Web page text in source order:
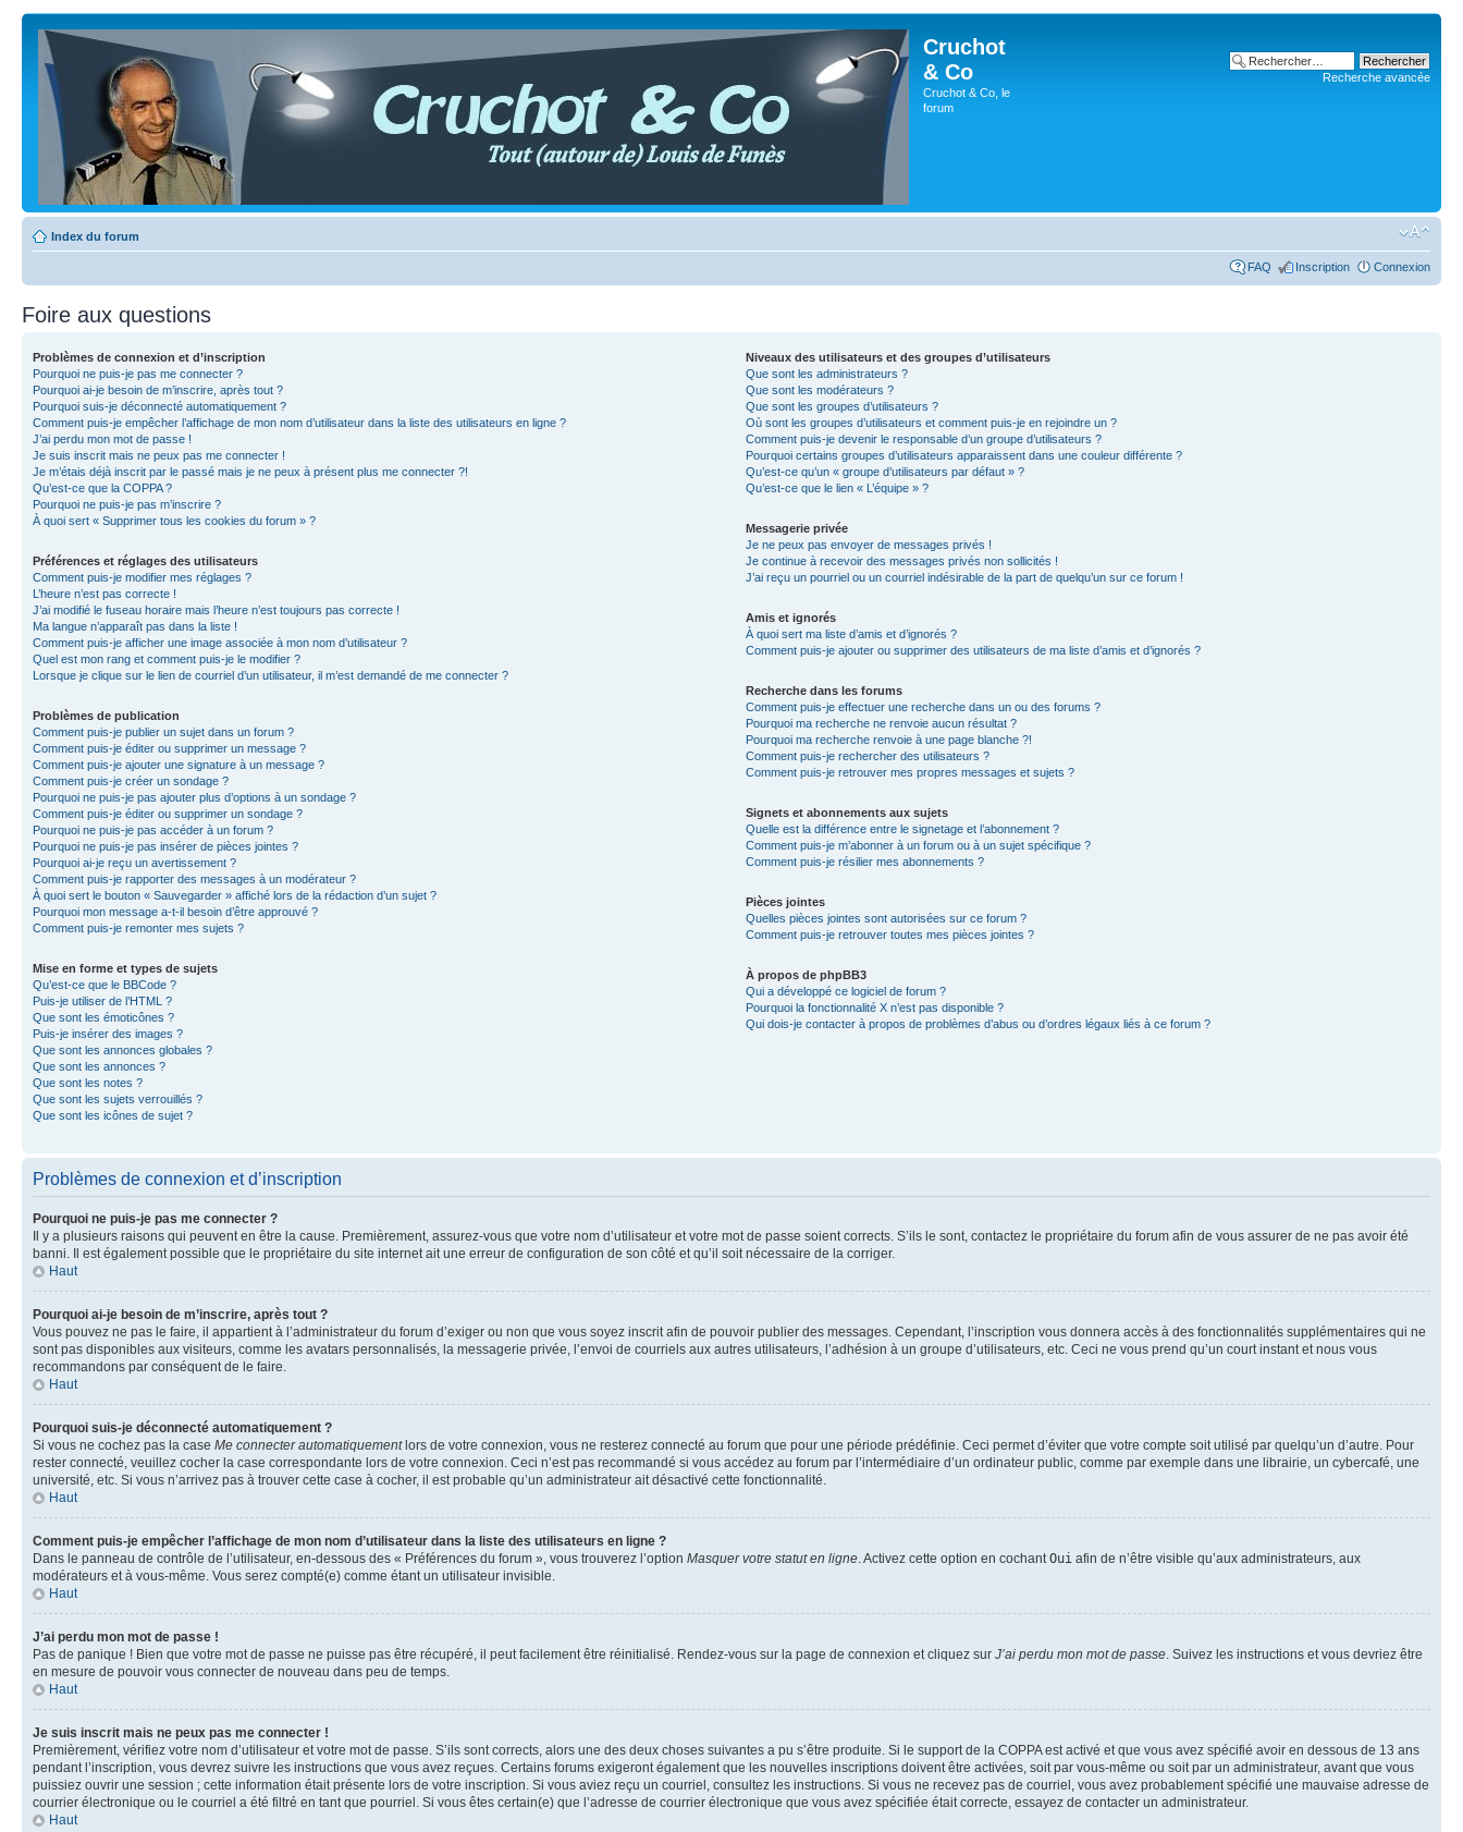
Cruchot
& Co
Cruchot & Co, le
forum
Recherche avancée
Index du forum
FAQ Inscription Connexion
Foire aux questions
Problèmes de connexion et d’inscription
Pourquoi ne puis-je pas me connecter ?
Pourquoi ai-je besoin de m’inscrire, après tout ?
Pourquoi suis-je déconnecté automatiquement ?
Comment puis-je empêcher l’affichage de mon nom d’utilisateur dans la liste des utilisateurs en ligne ?
J’ai perdu mon mot de passe !
Je suis inscrit mais ne peux pas me connecter !
Je m’étais déjà inscrit par le passé mais je ne peux à présent plus me connecter ?!
Qu’est-ce que la COPPA ?
Pourquoi ne puis-je pas m’inscrire ?
À quoi sert « Supprimer tous les cookies du forum » ?
Préférences et réglages des utilisateurs
Comment puis-je modifier mes réglages ?
L’heure n’est pas correcte !
J’ai modifié le fuseau horaire mais l’heure n’est toujours pas correcte !
Ma langue n’apparaît pas dans la liste !
Comment puis-je afficher une image associée à mon nom d’utilisateur ?
Quel est mon rang et comment puis-je le modifier ?
Lorsque je clique sur le lien de courriel d’un utilisateur, il m’est demandé de me connecter ?
Problèmes de publication
Comment puis-je publier un sujet dans un forum ?
Comment puis-je éditer ou supprimer un message ?
Comment puis-je ajouter une signature à un message ?
Comment puis-je créer un sondage ?
Pourquoi ne puis-je pas ajouter plus d’options à un sondage ?
Comment puis-je éditer ou supprimer un sondage ?
Pourquoi ne puis-je pas accéder à un forum ?
Pourquoi ne puis-je pas insérer de pièces jointes ?
Pourquoi ai-je reçu un avertissement ?
Comment puis-je rapporter des messages à un modérateur ?
À quoi sert le bouton « Sauvegarder » affiché lors de la rédaction d’un sujet ?
Pourquoi mon message a-t-il besoin d’être approuvé ?
Comment puis-je remonter mes sujets ?
Mise en forme et types de sujets
Qu’est-ce que le BBCode ?
Puis-je utiliser de l’HTML ?
Que sont les émoticônes ?
Puis-je insérer des images ?
Que sont les annonces globales ?
Que sont les annonces ?
Que sont les notes ?
Que sont les sujets verrouillés ?
Que sont les icônes de sujet ?
Niveaux des utilisateurs et des groupes d’utilisateurs
Que sont les administrateurs ?
Que sont les modérateurs ?
Que sont les groupes d’utilisateurs ?
Où sont les groupes d’utilisateurs et comment puis-je en rejoindre un ?
Comment puis-je devenir le responsable d’un groupe d’utilisateurs ?
Pourquoi certains groupes d’utilisateurs apparaissent dans une couleur différente ?
Qu’est-ce qu’un « groupe d’utilisateurs par défaut » ?
Qu’est-ce que le lien « L’équipe » ?
Messagerie privée
Je ne peux pas envoyer de messages privés !
Je continue à recevoir des messages privés non sollicités !
J’ai reçu un pourriel ou un courriel indésirable de la part de quelqu’un sur ce forum !
Amis et ignorés
À quoi sert ma liste d’amis et d’ignorés ?
Comment puis-je ajouter ou supprimer des utilisateurs de ma liste d’amis et d’ignorés ?
Recherche dans les forums
Comment puis-je effectuer une recherche dans un ou des forums ?
Pourquoi ma recherche ne renvoie aucun résultat ?
Pourquoi ma recherche renvoie à une page blanche ?!
Comment puis-je rechercher des utilisateurs ?
Comment puis-je retrouver mes propres messages et sujets ?
Signets et abonnements aux sujets
Quelle est la différence entre le signetage et l’abonnement ?
Comment puis-je m’abonner à un forum ou à un sujet spécifique ?
Comment puis-je résilier mes abonnements ?
Pièces jointes
Quelles pièces jointes sont autorisées sur ce forum ?
Comment puis-je retrouver toutes mes pièces jointes ?
À propos de phpBB3
Qui a développé ce logiciel de forum ?
Pourquoi la fonctionnalité X n’est pas disponible ?
Qui dois-je contacter à propos de problèmes d’abus ou d’ordres légaux liés à ce forum ?
Problèmes de connexion et d’inscription
Pourquoi ne puis-je pas me connecter ?
Il y a plusieurs raisons qui peuvent en être la cause. Premièrement, assurez-vous que votre nom d’utilisateur et votre mot de passe soient corrects. S’ils le sont, contactez le propriétaire du forum afin de vous assurer de ne pas avoir été
banni. Il est également possible que le propriétaire du site internet ait une erreur de configuration de son côté et qu’il soit nécessaire de la corriger.
Haut
Pourquoi ai-je besoin de m’inscrire, après tout ?
Vous pouvez ne pas le faire, il appartient à l’administrateur du forum d’exiger ou non que vous soyez inscrit afin de pouvoir publier des messages. Cependant, l’inscription vous donnera accès à des fonctionnalités supplémentaires qui ne
sont pas disponibles aux visiteurs, comme les avatars personnalisés, la messagerie privée, l’envoi de courriels aux autres utilisateurs, l’adhésion à un groupe d’utilisateurs, etc. Ceci ne vous prend qu’un court instant et nous vous
recommandons par conséquent de le faire.
Haut
Pourquoi suis-je déconnecté automatiquement ?
Si vous ne cochez pas la case Me connecter automatiquementlors de votre connexion, vous ne resterez connecté au forum que pour une période prédéfinie. Ceci permet d’éviter que votre compte soit utilisé par quelqu’un d’autre. Pour
rester connecté, veuillez cocher la case correspondante lors de votre connexion. Ceci n’est pas recommandé si vous accédez au forum par l’intermédiaire d’un ordinateur public, comme par exemple dans une librairie, un cybercafé, une
université, etc. Si vous n’arrivez pas à trouver cette case à cocher, il est probable qu’un administrateur ait désactivé cette fonctionnalité.
Haut
Comment puis-je empêcher l’affichage de mon nom d’utilisateur dans la liste des utilisateurs en ligne ?
Dans le panneau de contrôle de l’utilisateur, en-dessous des « Préférences du forum », vous trouverez l’option Masquer votre statut en ligne. Activez cette option en cochantOui afin de n’être visible qu’aux administrateurs, aux
modérateurs et à vous-même. Vous serez compté(e) comme étant un utilisateur invisible.
Haut
J’ai perdu mon mot de passe !
Pas de panique ! Bien que votre mot de passe ne puisse pas être récupéré, il peut facilement être réinitialisé. Rendez-vous sur la page de connexion et cliquez sur J’ai perdu mon mot de passe. Suivez les instructions et vous devriez être
en mesure de pouvoir vous connecter de nouveau dans peu de temps.
Haut
Je suis inscrit mais ne peux pas me connecter !
Premièrement, vérifiez votre nom d’utilisateur et votre mot de passe. S’ils sont corrects, alors une des deux choses suivantes a pu s’être produite. Si le support de la COPPA est activé et que vous avez spécifié avoir en dessous de 13 ans
pendant l’inscription, vous devrez suivre les instructions que vous avez reçues. Certains forums exigeront également que les nouvelles inscriptions doivent être activées, soit par vous-même ou soit par un administrateur, avant que vous
puissiez ouvrir une session ; cette information était présente lors de votre inscription. Si vous aviez reçu un courriel, consultez les instructions. Si vous ne recevez pas de courriel, vous avez probablement spécifié une mauvaise adresse de
courrier électronique ou le courriel a été filtré en tant que pourriel. Si vous êtes certain(e) que l’adresse de courrier électronique que vous avez spécifiée était correcte, essayez de contacter un administrateur.
Haut